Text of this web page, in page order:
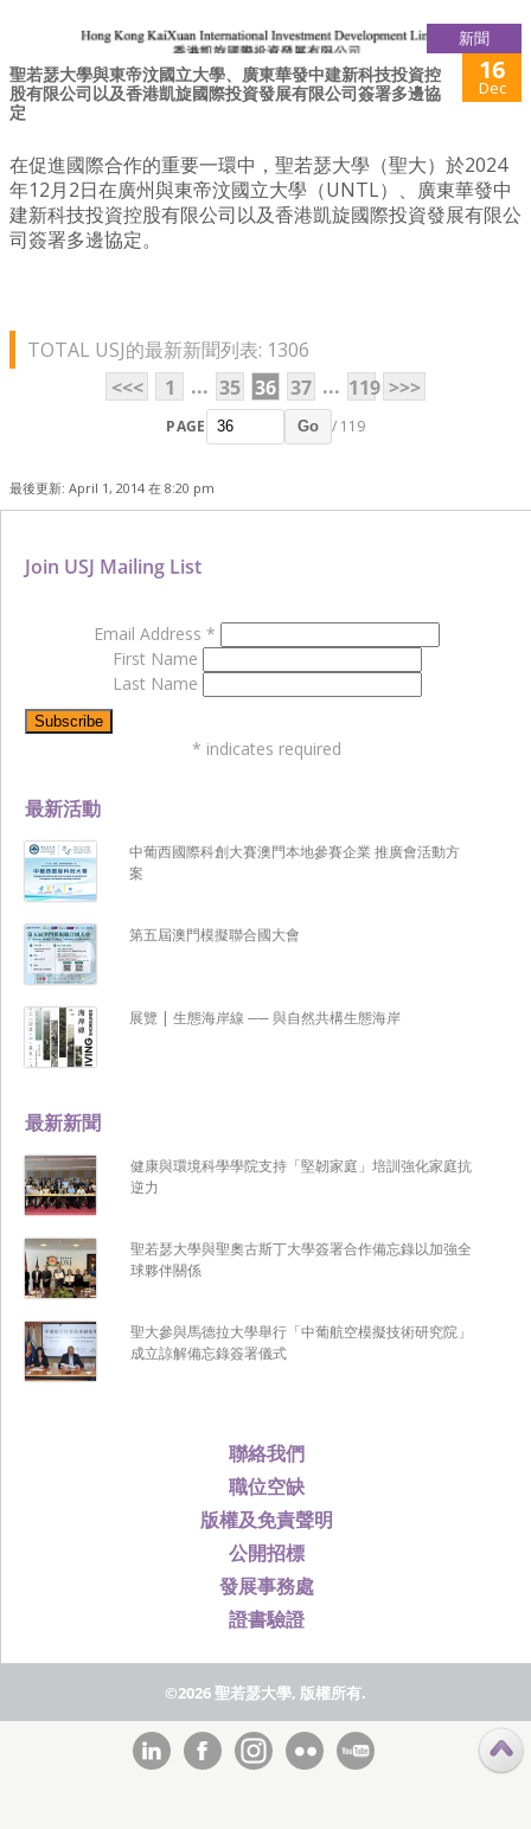
新聞
聖若瑟大學與東帝汶國立大學、廣東華發中建新科技投資控
股有限公司以及香港凱旋國際投資發展有限公司簽署多邊協
定
16
Dec
在促進國際合作的重要一環中，聖若瑟大學（聖大）於2024
年12月2日在廣州與東帝汶國立大學（UNTL）、廣東華發中
建新科技投資控股有限公司以及香港凱旋國際投資發展有限公
司簽署多邊協定。
TOTAL USJ的最新新聞列表: 1306
<<<
1 ... 35 36 37 ... 119 >>>
PAGE Go / 119
最後更新: April 1, 2014 在 8:20 pm
聯絡我們
職位空缺
版權及免責聲明
公開招標
發展事務處
證書驗證
最新新聞
健康與環境科學學院支持「堅韌家庭」培訓強化家庭抗
逆力
聖若瑟大學與聖奧古斯丁大學簽署合作備忘錄以加強全
球夥伴關係
聖大參與馬德拉大學舉行「中葡航空模擬技術研究院」
成立諒解備忘錄簽署儀式
最新活動
中葡西國際科創大賽澳門本地參賽企業 推廣會活動方
案
第五屆澳門模擬聯合國大會
展覽 | 生態海岸線 ── 與自然共構生態海岸
Join USJ Mailing List
Email Address *
First Name
Last Name
* indicates required
©2026 聖若瑟大學, 版權所有.